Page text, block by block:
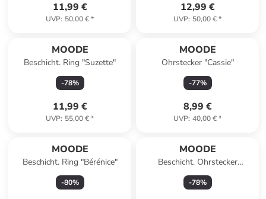
11,99 €
UVP: 50,00 €*
12,99 €
UVP: 50,00 €*
MOODE
Beschicht. Ring "Suzette"
-78%
11,99 €
UVP: 55,00 €*
MOODE
Ohrstecker "Cassie"
-77%
8,99 €
UVP: 40,00 €*
MOODE
Beschicht. Ring "Bérénice"
-80%
MOODE
Beschicht. Ohrstecker
"Philomena"
-78%